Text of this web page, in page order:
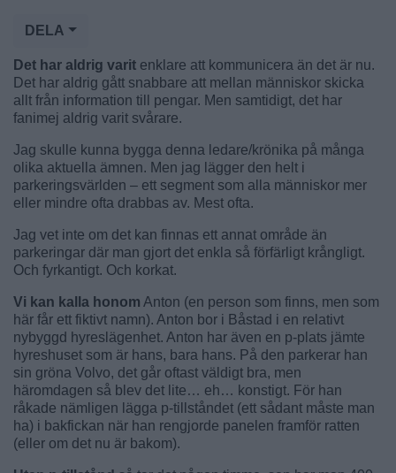
DELA
Det har aldrig varit enklare att kommunicera än det är nu.
Det har aldrig gått snabbare att mellan människor skicka
allt från information till pengar. Men samtidigt, det har
fanimej aldrig varit svårare.
Jag skulle kunna bygga denna ledare/krönika på många
olika aktuella ämnen. Men jag lägger den helt i
parkeringsvärlden – ett segment som alla människor mer
eller mindre ofta drabbas av. Mest ofta.
Jag vet inte om det kan finnas ett annat område än
parkeringar där man gjort det enkla så förfärligt krångligt.
Och fyrkantigt. Och korkat.
Vi kan kalla honom Anton (en person som finns, men som
här får ett fiktivt namn). Anton bor i Båstad i en relativt
nybyggd hyreslägenhet. Anton har även en p-plats jämte
hyreshuset som är hans, bara hans. På den parkerar han
sin gröna Volvo, det går oftast väldigt bra, men
häromdagen så blev det lite… eh… konstigt. För han
råkade nämligen lägga p-tillståndet (ett sådant måste man
ha) i bakfickan när han rengjorde panelen framför ratten
(eller om det nu är bakom).